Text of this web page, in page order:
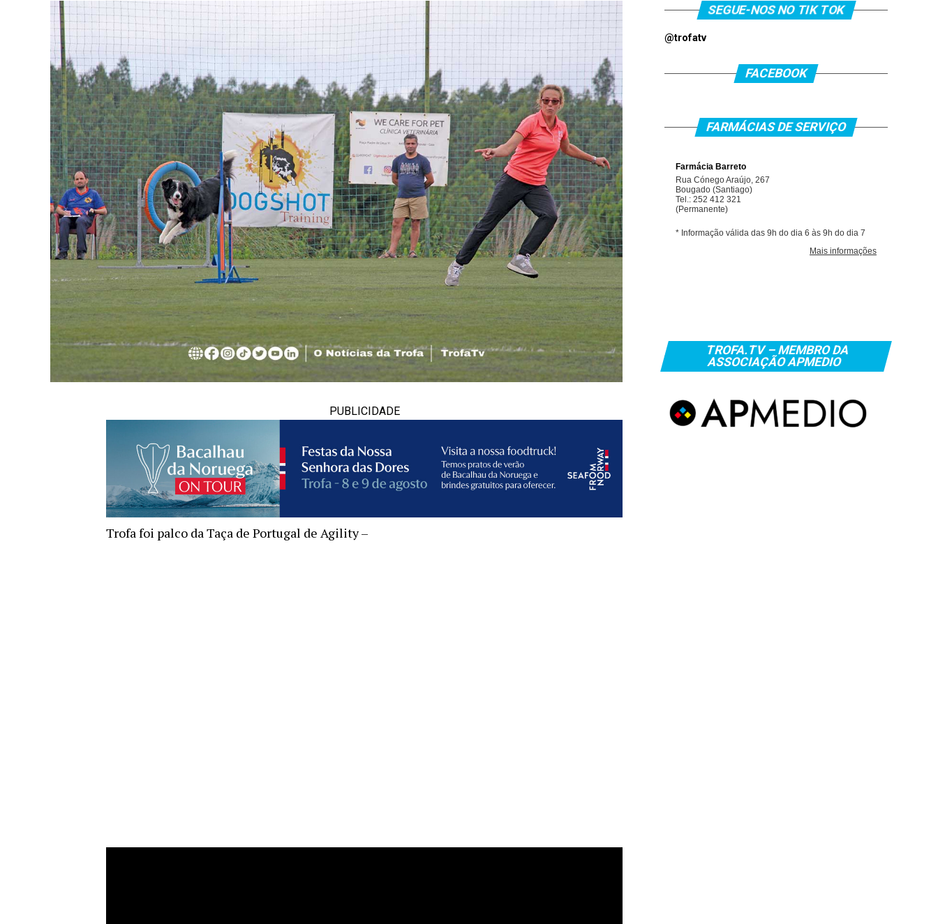
PUBLICIDADE
Trofa foi palco da Taça de Portugal de Agility –
SEGUE-NOS NO TIK TOK
@trofatv
FACEBOOK
FARMÁCIAS DE SERVIÇO
TROFA.TV – MEMBRO DA
ASSOCIAÇÃO APMEDIO